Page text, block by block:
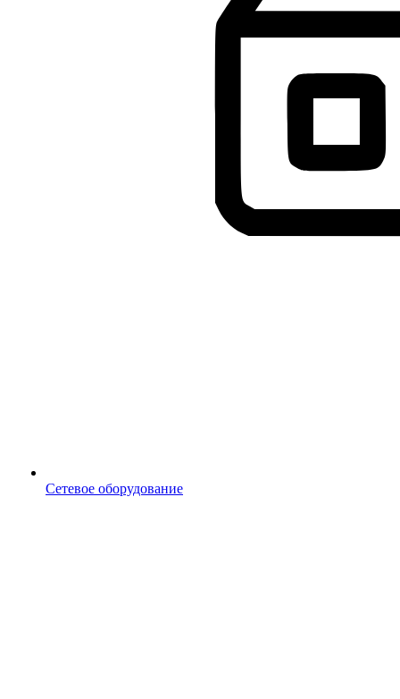
Сетевое оборудование